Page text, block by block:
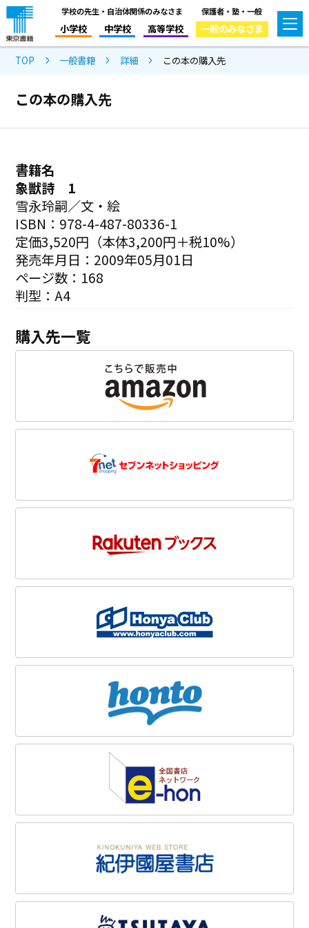
学校の先生・自治体関係のみなさま
小学校 中学校 高等学校
保護者・塾・一般
一般のみなさま
TOP 一般書籍 詳細 この本の購入先
この本の購入先
書籍名
象獣詩 1
雪永玲嗣／文・絵
ISBN：978-4-487-80336-1
定価3,520円（本体3,200円＋税10%）
発売年月日：2009年05月01日
ページ数：168
判型：A4
購入先一覧